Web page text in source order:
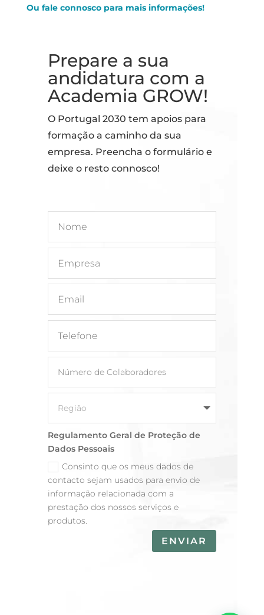
Ou fale connosco para mais informações!
Prepare a sua
andidatura com a
Academia GROW!
O Portugal 2030 tem apoios para
formação a caminho da sua
empresa. Preencha o formulário e
deixe o resto connosco!
Regulamento Geral de Proteção de
Dados Pessoais
Consinto que os meus dados de
contacto sejam usados para envio de
informação relacionada com a
prestação dos nossos serviços e
produtos.
ENVIAR